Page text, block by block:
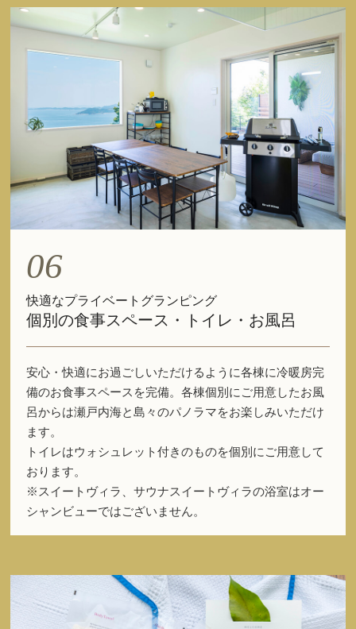
06
快適なプライベートグランピング
個別の食事スペース・トイレ・お風呂
安心・快適にお過ごしいただけるように各棟に冷暖房完
備のお食事スペースを完備。各棟個別にご用意したお風
呂からは瀬戸内海と島々のパノラマをお楽しみいただけ
ます。
トイレはウォシュレット付きのものを個別にご用意して
おります。
※スイートヴィラ、サウナスイートヴィラの浴室はオー
シャンビューではございません。